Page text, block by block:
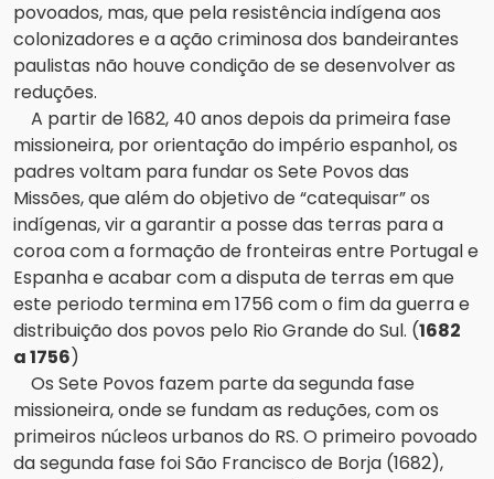
povoados, mas, que pela resistência indígena aos
colonizadores e a ação criminosa dos bandeirantes
paulistas não houve condição de se desenvolver as
reduções.
A partir de 1682, 40 anos depois da primeira fase
missioneira, por orientação do império espanhol, os
padres voltam para fundar os Sete Povos das
Missões, que além do objetivo de “catequisar” os
indígenas, vir a garantir a posse das terras para a
coroa com a formação de fronteiras entre Portugal e
Espanha e acabar com a disputa de terras em que
este periodo termina em 1756 com o fim da guerra e
distribuição dos povos pelo Rio Grande do Sul. (1682
a1756)
Os Sete Povos fazem parte da segunda fase
missioneira, onde se fundam as reduções, com os
primeiros núcleos urbanos do RS. O primeiro povoado
da segunda fase foi São Francisco de Borja (1682),